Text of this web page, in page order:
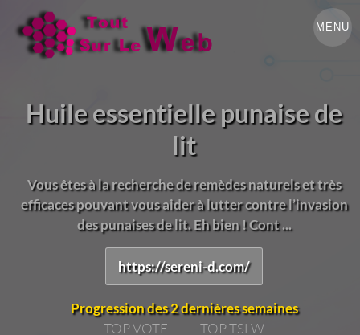
MENU
Huile essentielle punaise de
lit
Vous êtes à la recherche de remèdes naturels et très
efficaces pouvant vous aider à lutter contre l’invasion
des punaises de lit. Eh bien ! Cont ...
https://sereni-d.com/
Progression des 2 dernières semaines
TOP VOTE
TOP TSLW